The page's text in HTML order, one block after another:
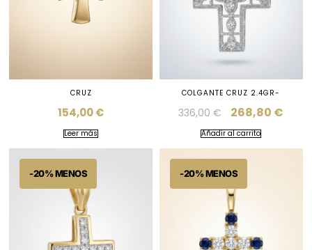
CRUZ
154,00€
Leer más
COLGANTE CRUZ 2.4GR-
336,00€ 268,80 €
Añadir al carrito